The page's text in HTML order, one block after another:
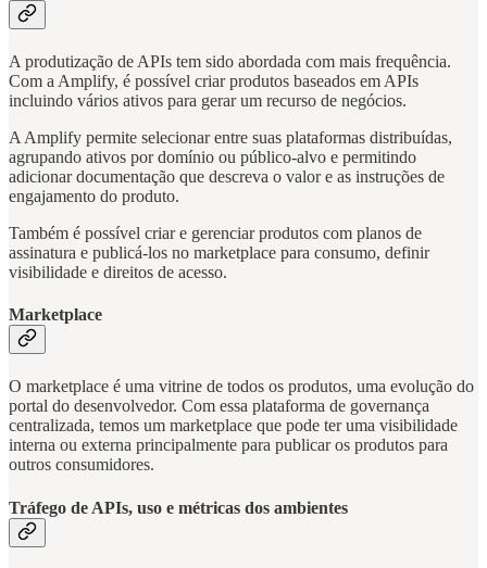
A produtização de APIs tem sido abordada com mais frequência.
Com a Amplify, é possível criar produtos baseados em APIs
incluindo vários ativos para gerar um recurso de negócios.
A Amplify permite selecionar entre suas plataformas distribuídas,
agrupando ativos por domínio ou público-alvo e permitindo
adicionar documentação que descreva o valor e as instruções de
engajamento do produto.
Também é possível criar e gerenciar produtos com planos de
assinatura e publicá-los no marketplace para consumo, definir
visibilidade e direitos de acesso.
Marketplace
O marketplace é uma vitrine de todos os produtos, uma evolução do
portal do desenvolvedor. Com essa plataforma de governança
centralizada, temos um marketplace que pode ter uma visibilidade
interna ou externa principalmente para publicar os produtos para
outros consumidores.
Tráfego de APIs, uso e métricas dos ambientes